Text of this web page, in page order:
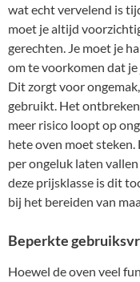
wat echt vervelend is
moet je altijd
gerechten. Je moet je
om te voorkomen dat
Dit zorgt voor
gebruikt. Het
meer risico loopt op
hete oven moet
per ongeluk laten
deze prijsklasse is dit
bij het bereiden van
Beperkte
Hoewel de oven veel